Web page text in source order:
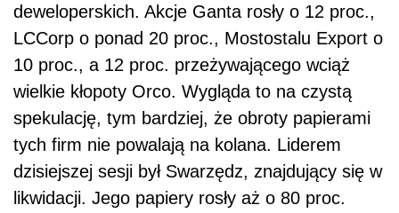
deweloperskich. Akcje Ganta rosły o 12 proc.,
LCCorp o ponad 20 proc., Mostostalu Export o
10 proc., a 12 proc. przeżywającego wciąż
wielkie kłopoty Orco. Wygląda to na czystą
spekulację, tym bardziej, że obroty papierami
tych firm nie powalają na kolana. Liderem
dzisiejszej sesji był Swarzędz, znajdujący się w
likwidacji. Jego papiery rosły aż o 80 proc.